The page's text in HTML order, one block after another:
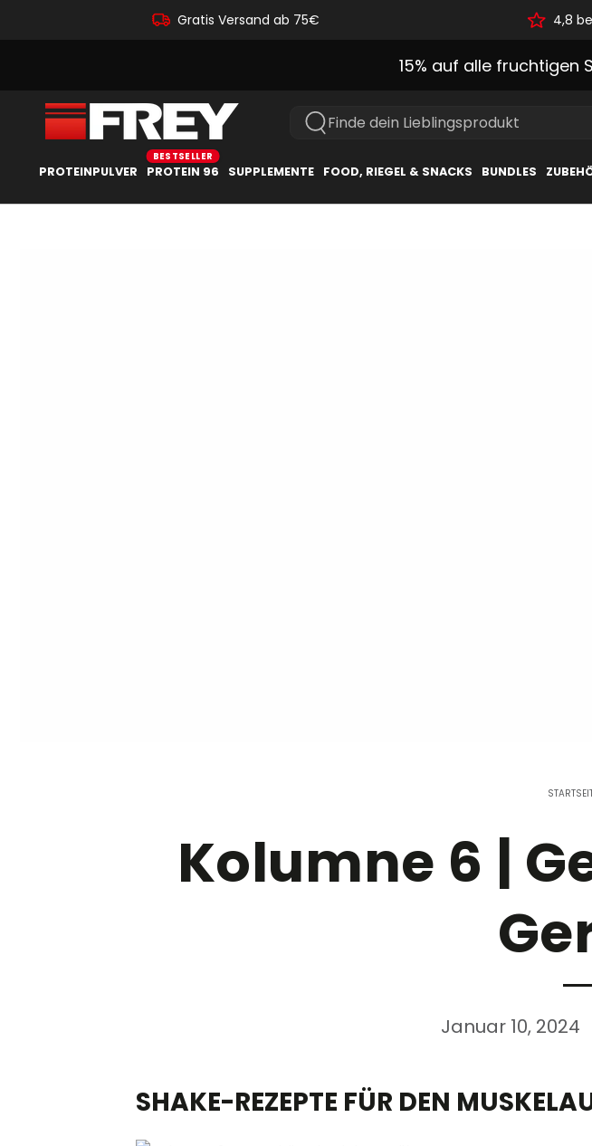
Gratis Versand ab 75€ 4,8
15% auf alle fruchtigen
PROTEINPULVER PROTEIN 96 SUPPLEMENTE FOOD, RIEGEL & SNACKS BUNDLES
Finde dein Lieblingsprodukt
Kolumne 6 |
Januar 10, 2024
SHAKE-REZEPTE FÜR DEN